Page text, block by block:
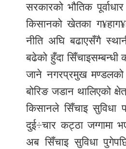
सरकारको भौतिक
किसानको खेतका
नीति अघि बढाएसँगै
बढेको हुँदा सिँचाइसम्बन्धी
जाने नगरप्रमुख
बोरिङ जडान थालिएको
किसानले सिँचाइ
दुई÷चार कट्ठा जग्गामा
अब सिँचाइ सुविधा